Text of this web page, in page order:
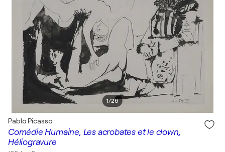
1/26
Comédie Humaine, Les acrobates et le clown,
Héliogravure
Pablo Picasso